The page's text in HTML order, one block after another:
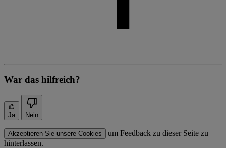
War das hilfreich?
Ja Nein
Akzeptieren Sie unsere Cookies
um Feedback zu dieser Seite zu
hinterlassen.